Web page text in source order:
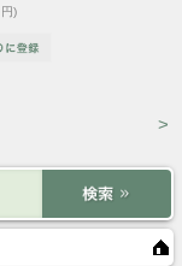
)
>